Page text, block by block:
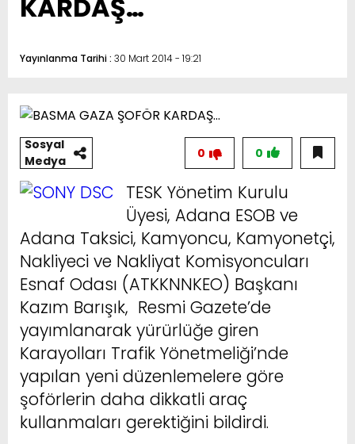
KARDAŞ…
Yayınlanma Tarihi : 30 Mart 2014 - 19:21
Sosyal
Medya
0
0
TESK Yönetim Kurulu
Üyesi, Adana ESOB ve
Adana Taksici, Kamyoncu, Kamyonetçi,
Nakliyeci ve Nakliyat Komisyoncuları
Esnaf Odası (ATKKNNKEO) Başkanı
Kazım Barışık, Resmi Gazete’de
yayımlanarak yürürlüğe giren
Karayolları Trafik Yönetmeliği’nde
yapılan yeni düzenlemelere göre
şoförlerin daha dikkatli araç
kullanmaları gerektiğini bildirdi.